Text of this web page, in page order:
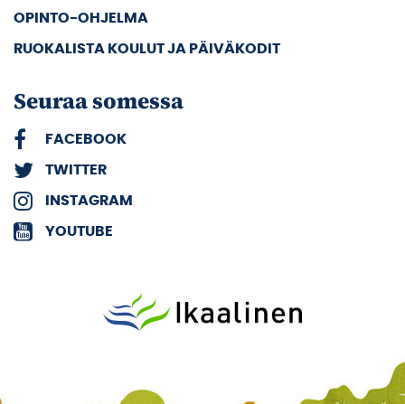
OPINTO-OHJELMA
RUOKALISTA KOULUT JA PÄIVÄKODIT
Seuraa somessa
FACEBOOK
TWITTER
INSTAGRAM
YOUTUBE